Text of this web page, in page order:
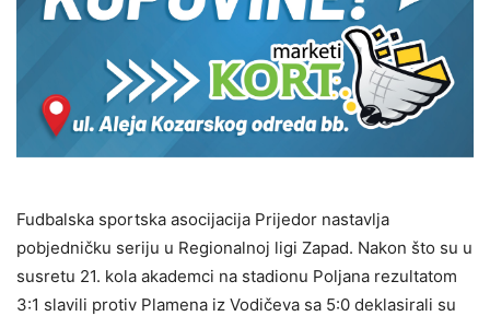
Fudbalska sportska asocijacija Prijedor nastavlja
pobjedničku seriju u Regionalnoj ligi Zapad. Nakon što su u
susretu 21. kola akademci na stadionu Poljana rezultatom
3:1 slavili protiv Plamena iz Vodičeva sa 5:0 deklasirali su